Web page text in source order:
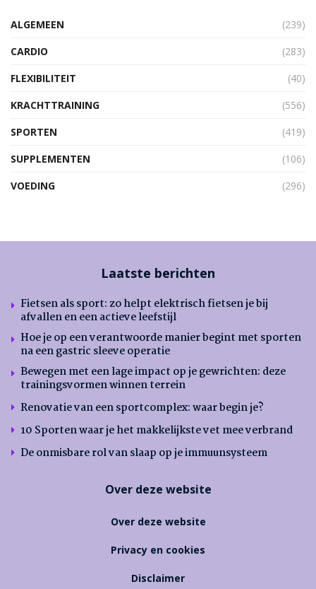
ALGEMEEN
(239)
CARDIO
(283)
FLEXIBILITEIT
(40)
KRACHTTRAINING
(556)
SPORTEN
(419)
SUPPLEMENTEN
(106)
VOEDING
(296)
Laatste berichten
Fietsen als sport: zo helpt elektrisch fietsen je bij
afvallen en een actieve leefstijl
Hoe je op een verantwoorde manier begint met sporten
na een gastric sleeve operatie
Bewegen met een lage impact op je gewrichten: deze
trainingsvormen winnen terrein
Renovatie van een sportcomplex: waar begin je?
10 Sporten waar je het makkelijkste vet mee verbrand
De onmisbare rol van slaap op je immuunsysteem
Over deze website
Over deze website
Privacy en cookies
Disclaimer